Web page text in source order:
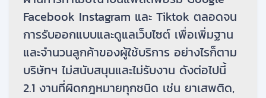
Facebook Instagram และ Tiktok ตลอดจน
การรับออกแบบและดูแลเว็บไซต์ เพื่อเพิ่มฐาน
และจำนวนลูกค้าของผู้ใช้บริการ อย่างไรก็ตาม
บริษัทฯ ไม่สนับสนุนและไม่รับงาน ดังต่อไปนี้
2.1 งานที่ผิดกฎหมายทุกชนิด เช่น ยาเสพติด,